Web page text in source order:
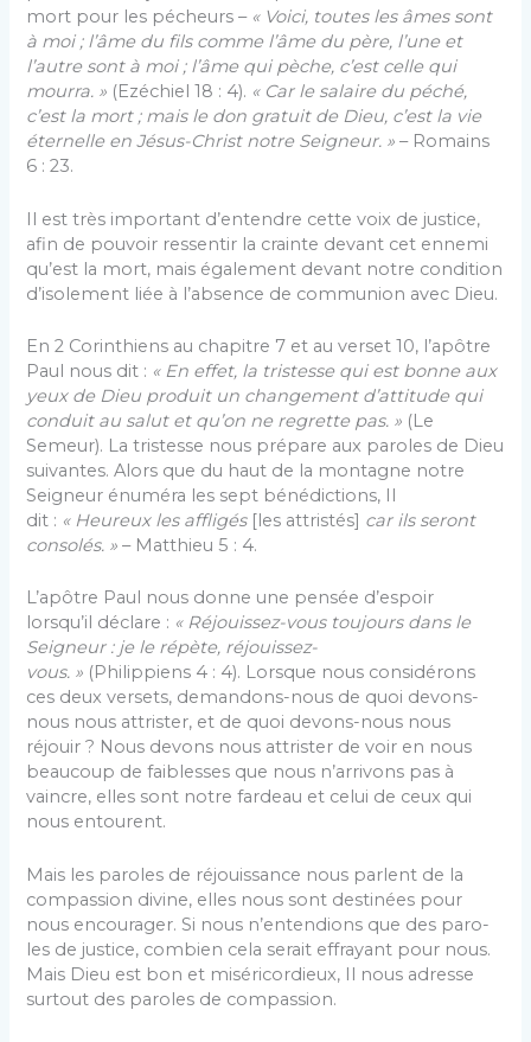
mort pour les pécheurs – « Voici, toutes les âmes sont
à moi ; l’âme du fils comme l’âme du père, l’une et
l’autre sont à moi ; l’âme qui pèche, c’est celle qui
mourra. » (Ezé­chiel 18 : 4). « Car le salaire du péché,
c’est la mort ; mais le don gratuit de Dieu, c’est la vie
éternelle en Jésus-Christ notre Seigneur. » – Romains
6 : 23.
Il est très important d’entendre cette voix de jus­tice,
afin de pouvoir ressentir la crainte devant cet en­nemi
qu’est la mort, mais également devant notre condition
d’isolement liée à l’absence de communion avec Dieu.
En 2 Corinthiens au chapitre 7 et au verset 10, l’apôtre
Paul nous dit : « En effet, la tristesse qui est bonne aux
yeux de Dieu produit un changement d’attitude qui
conduit au salut et qu’on ne regrette pas. » (Le
Semeur). La tristesse nous prépare aux pa­roles de Dieu
suivantes. Alors que du haut de la mon­tagne notre
Seigneur énuméra les sept bénédictions, Il
dit : « Heureux les affligés[les attristés] car ils seront
consolés. » – Matthieu 5 : 4.
L’apôtre Paul nous donne une pensée d’espoir
lorsqu’il déclare : « Réjouissez-vous toujours dans le
Seigneur : je le répète, réjouissez-
vous. » (Philippiens 4 : 4). Lorsque nous considérons
ces deux versets, demandons-nous de quoi devons-
nous nous attrister, et de quoi devons-nous nous
réjouir ? Nous devons nous attrister de voir en nous
beaucoup de faiblesses que nous n’arrivons pas à
vaincre, elles sont notre far­deau et celui de ceux qui
nous entourent.
Mais les paroles de réjouissance nous parlent de la
compassion divine, elles nous sont destinées pour
nous encourager. Si nous n’entendions que des paro­
les de justice, combien cela serait effrayant pour nous.
Mais Dieu est bon et miséricordieux, Il nous adresse
surtout des paroles de compassion.